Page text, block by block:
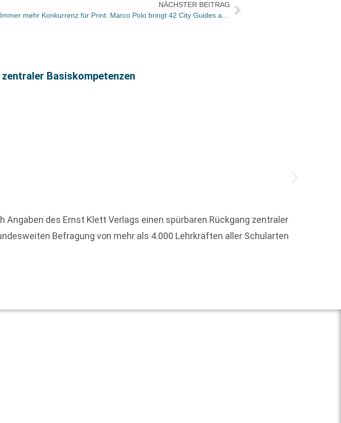
NÄCHSTER BEITRAG
Immer mehr Konkurrenz für Print: Marco Polo bringt 42 City Guides aufs iPhone; Langenscheidt-Tochter Polyglott 12 Travel Guides
Basiskompetenzen
des Ernst Klett Verlags einen spürbaren Rückgang zentraler
Befragung von mehr als 4.000 Lehrkräften aller Schularten